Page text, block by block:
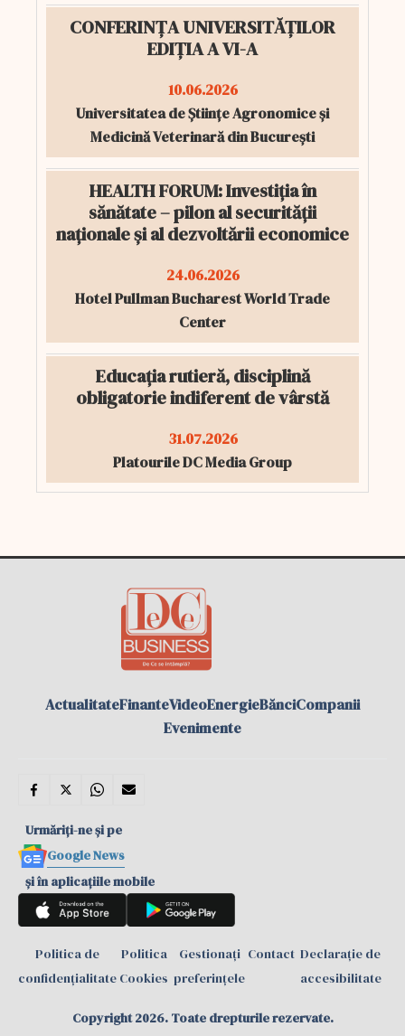
CONFERINȚA UNIVERSITĂȚILOR
EDIȚIA A VI-A
10.06.2026
Universitatea de Științe Agronomice și
Medicină Veterinară din București
HEALTH FORUM: Investiția în
sănătate – pilon al securității
naționale și al dezvoltării economice
24.06.2026
Hotel Pullman Bucharest World Trade
Center
Educația rutieră, disciplină
obligatorie indiferent de vârstă
31.07.2026
Platourile DC Media Group
ActualitateFinanteVideoEnergieBănciCompanii
Evenimente
Urmăriți-ne și pe
Google News
și în aplicațiile mobile
Politica de
confidențialitate
Politica
Cookies
Gestionați
preferințele
Contact Declarație de
accesibilitate
Copyright 2026. Toate drepturile rezervate.